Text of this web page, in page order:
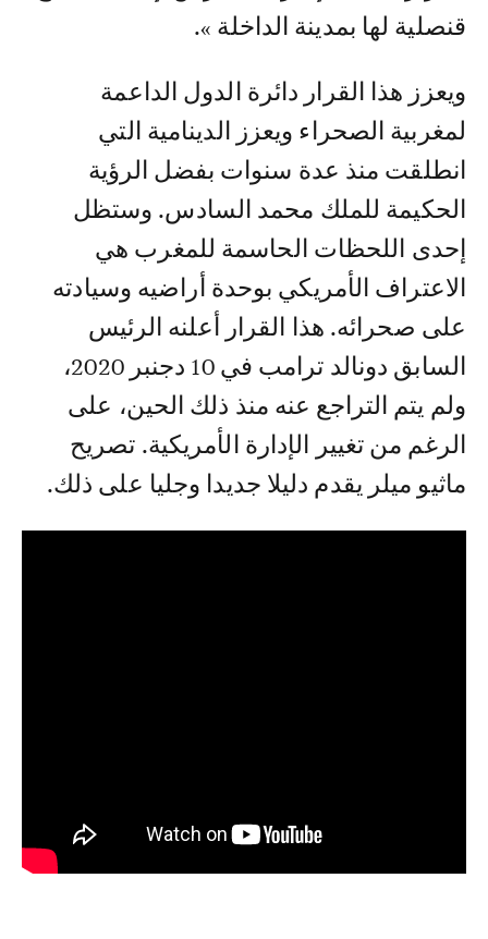
قنصلية لها بمدينة الداخلة ».
ويعزز هذا القرار دائرة الدول الداعمة
لمغربية الصحراء ويعزز الدينامية التي
انطلقت منذ عدة سنوات بفضل الرؤية
الحكيمة للملك محمد السادس. وستظل
إحدى اللحظات الحاسمة للمغرب هي
الاعتراف الأمريكي بوحدة أراضيه وسيادته
على صحرائه. هذا القرار أعلنه الرئيس
السابق دونالد ترامب في 10 دجنبر 2020،
ولم يتم التراجع عنه منذ ذلك الحين، على
الرغم من تغيير الإدارة الأمريكية. تصريح
ماثيو ميلر يقدم دليلا جديدا وجليا على ذلك.